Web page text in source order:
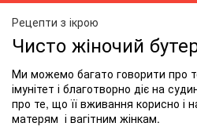
Рецепти з ікрою
Чисто жіночий
Ми можемо багато говорити про
імунітет і благотворно діє на
про те, що її вживання корисно і
матерям і вагітним жінкам.